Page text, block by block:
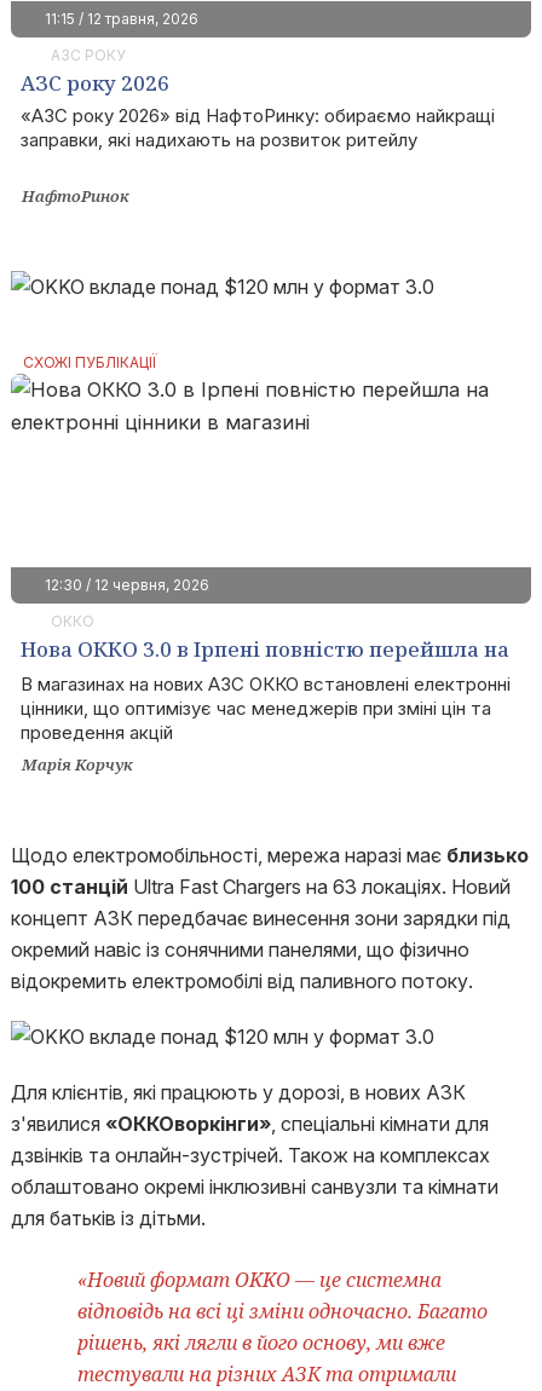
11:15 / 12 травня, 2026
АЗС РОКУ
АЗС року 2026
«АЗС року 2026» від НафтоРинку: обираємо найкращі
заправки, які надихають на розвиток ритейлу
НафтоРинок
СХОЖІ ПУБЛІКАЦІЇ
12:30 / 12 червня, 2026
ОККО
Нова ОККО 3.0 в Ірпені повністю перейшла на
електронні цінники в магазині
В магазинах на нових АЗС ОККО встановлені електронні
цінники, що оптимізує час менеджерів при зміні цін та
проведення акцій
Марія Корчук
Щодо електромобільності, мережа наразі маєблизько
100 станцій Ultra Fast Chargers на 63 локаціях. Новий
концепт АЗК передбачає винесення зони зарядки під
окремий навіс із сонячними панелями, що фізично
відокремить електромобілі від паливного потоку.
Для клієнтів, які працюють у дорозі, в нових АЗК
з'явилися «ОККОворкінги», спеціальні кімнати для
дзвінків та онлайн-зустрічей. Також на комплексах
облаштовано окремі інклюзивні санвузли та кімнати
для батьків із дітьми.
«Новий формат OKKO — це системна
відповідь на всі ці зміни одночасно. Багато
рішень, які лягли в його основу, ми вже
тестували на різних АЗК та отримали